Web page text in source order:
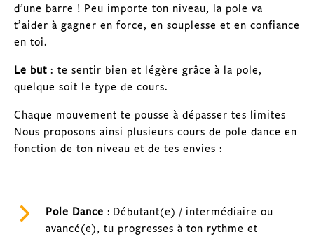
d’une barre ! Peu importe ton niveau, la pole va
t’aider à gagner en force, en souplesse et en confiance
en toi.
Le but : te sentir bien et légère grâce à la pole,
quelque soit le type de cours.
Chaque mouvement te pousse à dépasser tes limites
Nous proposons ainsi plusieurs cours de pole dance en
fonction de ton niveau et de tes envies :
Pole Dance : Débutant(e) / intermédiaire ou
avancé(e), tu progresses à ton rythme et